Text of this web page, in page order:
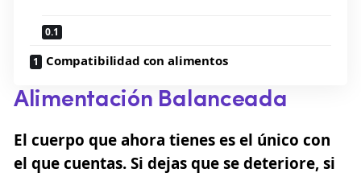
Compatibilidad con alimentos
Alimentación Balanceada
El cuerpo que ahora tienes es el único con
el que cuentas. Si dejas que se deteriore, si